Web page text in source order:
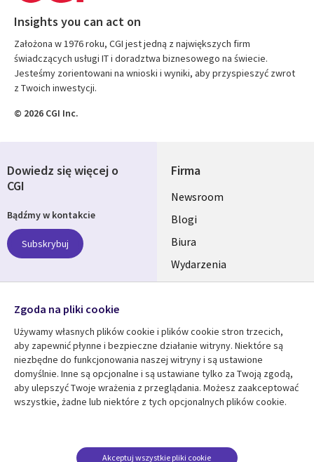
Insights you can act on
Założona w 1976 roku, CGI jest jedną z największych firm
świadczących usługi IT i doradztwa biznesowego na świecie.
Jesteśmy zorientowani na wnioski i wyniki, aby przyspieszyć zwrot
z Twoich inwestycji.
© 2026 CGI Inc.
Firma
Useful
links
SECTIONS
POLSKA
Newsroom
Blogi
Biura
Wydarzenia
Centrum zasobów
Library
Artykuły
Pomoc
Legal
Informacja prawna
Informacja o
Dowiedz się więcej o
CGI
Bądźmy w kontakcie
Subskrybuj
Social
Media
SECTIONS
POLSKA
Zgoda na pliki cookie
Używamy własnych plików cookie i plików cookie stron trzecich,
aby zapewnić płynne i bezpieczne działanie witryny. Niektóre są
niezbędne do funkcjonowania naszej witryny i są ustawione
domyślnie. Inne są opcjonalne i są ustawiane tylko za Twoją zgodą,
aby ulepszyć Twoje wrażenia z przeglądania. Możesz zaakceptować
wszystkie, żadne lub niektóre z tych opcjonalnych plików cookie.
Akceptuj wszystkie pliki cookie